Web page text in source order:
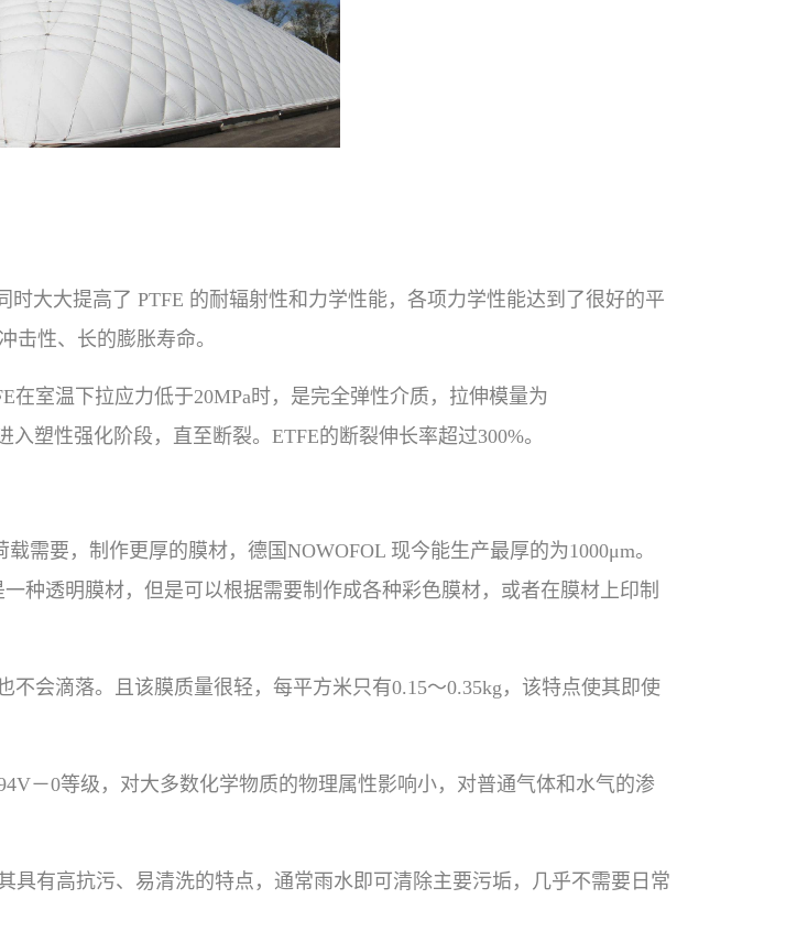
大大提高了 PTFE 的耐辐射性和力学性能，各项力学性能达到了很好的平
击性、长的膨胀寿命。
在室温下拉应力低于20MPa时，是完全弹性介质，拉伸模量为
塑性强化阶段，直至断裂。ETFE的断裂伸长率超过300%。
需要，制作更厚的膜材，德国NOWOFOL 现今能生产最厚的为1000μm。
种透明膜材，但是可以根据需要制作成各种彩色膜材，或者在膜材上印制
会滴落。且该膜质量很轻，每平方米只有0.15～0.35kg，该特点使其即使
－0等级，对大多数化学物质的物理属性影响小，对普通气体和水气的渗
具有高抗污、易清洗的特点，通常雨水即可清除主要污垢，几乎不需要日常